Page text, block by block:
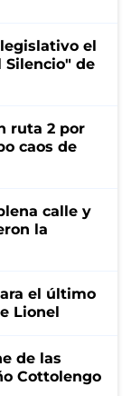
el
de
ruta 2 por
caos de
calle y
la
el último
Lionel
de las
Cottolengo